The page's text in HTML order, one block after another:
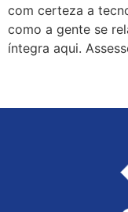
com certeza a
como a gente se
íntegra aqui.